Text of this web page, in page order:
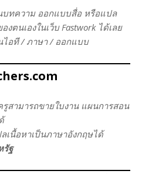
บทความ ออกแบบสื่อ หรือแปล
ตนเองในเว็บ Fastwork ได้เลย
อที / ภาษา / ออกแบบ
สามารถขายใบงาน แผนการสอน
เนื้อหาเป็นภาษาอังกฤษได้
รัฐ